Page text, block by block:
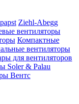
Ziehl-Abegg
вентиляторы
Компактные
вентиляторы
для вентиляторов
Soler & Palau
Вентс